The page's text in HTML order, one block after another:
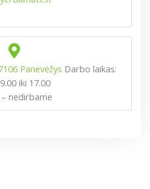
Panevėžys Darbo laikas:
iki 17.00
nedirbame